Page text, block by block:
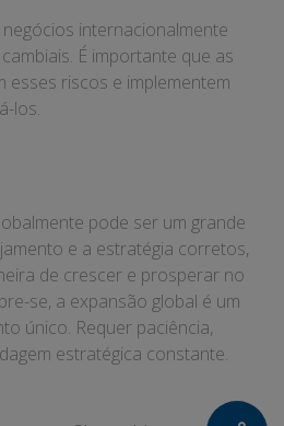
internacionalmente
É importante que as
esses riscos e implementem
los.
pode ser um grande
e a estratégia corretos,
de crescer e prosperar no
se, a expansão global é um
único. Requer paciência,
estratégica constante.